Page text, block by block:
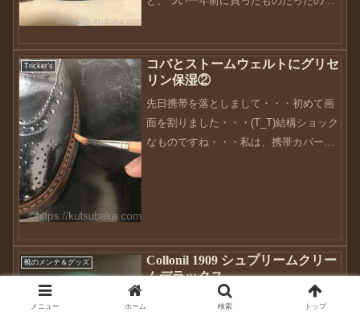
ーツの出番もそろそろですかね（笑）こ
の商品を購入しようと思っ...
Tricker’s
コバとストームウェルトにグリセ
リン保湿②
先日携帯を落としまして・・・初めて画
面を割りました・・・(T_T)結構ショック
なものですね・・・私は、携帯カバーを
靴のメンテ＆グッズ
Collonil 1909 シュプリームクリー
ムデラックス
靴バカにとって、靴クリームやブラシは
メニュー ホーム 検索 トップ